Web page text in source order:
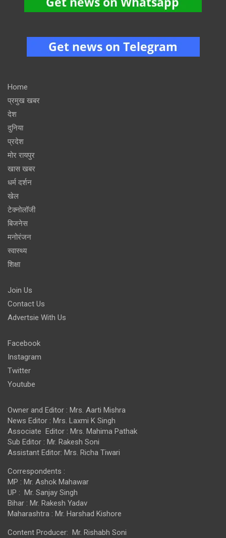
Home
प्रमुख खबर
देश
दुनिया
प्रदेश
मोर रायपुर
खास खबर
धर्म दर्शन
खेल
टेक्नोलॉजी
बिजनेस
मनोरंजन
स्वास्थ्य
शिक्षा
Join Us
Contact Us
Advertsie With Us
Facebook
Instagram
Twitter
Youtube
Owner and Editor : Mrs. Aarti Mishra
News Editor : Mrs. Laxmi K Singh
Associate Editor : Mrs. Mahima Pathak
Sub Editor : Mr. Rakesh Soni
Assistant Editor: Mrs. Richa Tiwari
Correspondents :
MP : Mr. Ashok Mahawar
UP : Mr. Sanjay Singh
Bihar : Mr. Rakesh Yadav
Maharashtra : Mr. Harshad Kishore
Content Producer: Mr. Rishabh Soni